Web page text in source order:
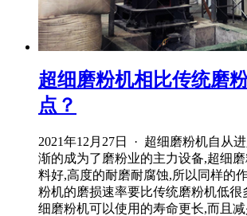
超细磨粉机相比传统磨
点？
2021年12月27日 · 超细磨粉机自从
渐的成为了磨粉业的主力设备,超细
料好,高度的耐磨耐腐蚀,所以同样的
粉机的磨损速率要比传统磨粉机低很
细磨粉机可以使用的寿命更长,而且